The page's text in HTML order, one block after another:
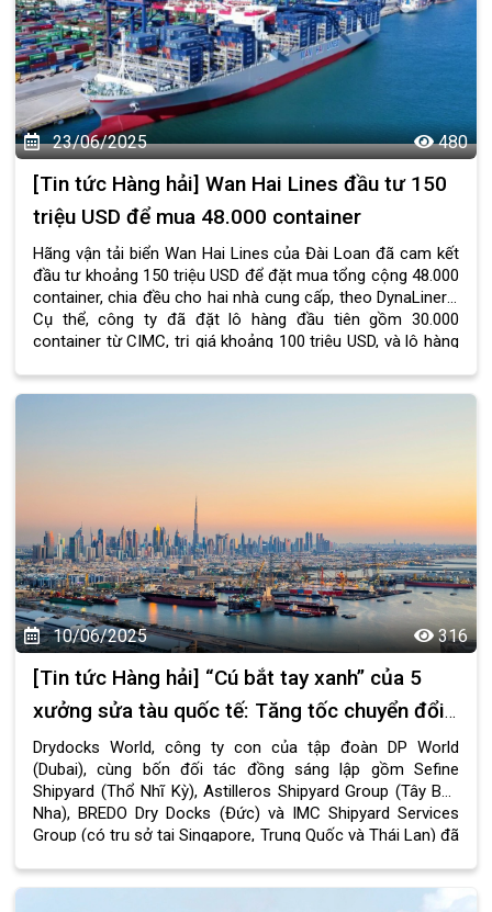
23/06/2025 480
[Tin tức Hàng hải] Wan Hai Lines đầu tư 150
triệu USD để mua 48.000 container
Hãng vận tải biển Wan Hai Lines của Đài Loan đã cam kết
đầu tư khoảng 150 triệu USD để đặt mua tổng cộng 48.000
container, chia đều cho hai nhà cung cấp, theo DynaLiners.
Cụ thể, công ty đã đặt lô hàng đầu tiên gồm 30.000
container từ CIMC, trị giá khoảng 100 triệu USD, và lô hàng
50 triệu USD.
10/06/2025 316
[Tin tức Hàng hải] “Cú bắt tay xanh” của 5
xưởng sửa tàu quốc tế: Tăng tốc chuyển đổi
bền vững ngành hàng hải
Drydocks World, công ty con của tập đoàn DP World
(Dubai), cùng bốn đối tác đồng sáng lập gồm Sefine
Shipyard (Thổ Nhĩ Kỳ), Astilleros Shipyard Group (Tây Ban
Nha), BREDO Dry Docks (Đức) và IMC Shipyard Services
Group (có trụ sở tại Singapore, Trung Quốc và Thái Lan) đã